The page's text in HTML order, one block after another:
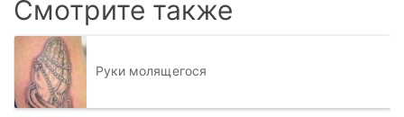
Смотрите также
Руки молящегося